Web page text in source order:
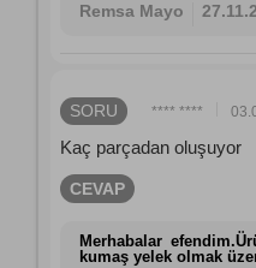
Remsa Mayo
SORU **** ****
Kaç parçadan oluşuyor
CEVAP
Merhabalar
kumaş yelek olmak